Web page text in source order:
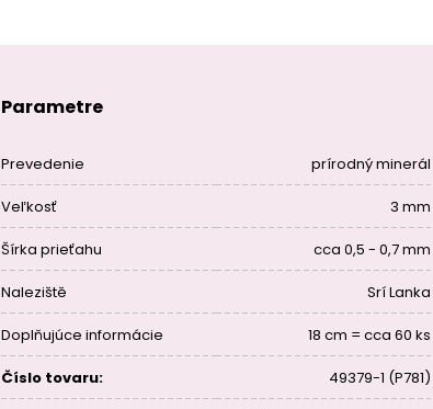
Parametre
Prevedenie prírodný minerál
Veľkosť 3 mm
Šírka prieťahu cca 0,5 - 0,7 mm
Naleziště Srí Lanka
Doplňujúce informácie 18 cm = cca 60 ks
Číslo tovaru: 49379-1 (P781)